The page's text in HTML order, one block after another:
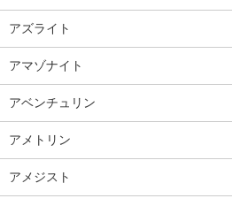
アズライト
アマゾナイト
アベンチュリン
アメトリン
アメジスト